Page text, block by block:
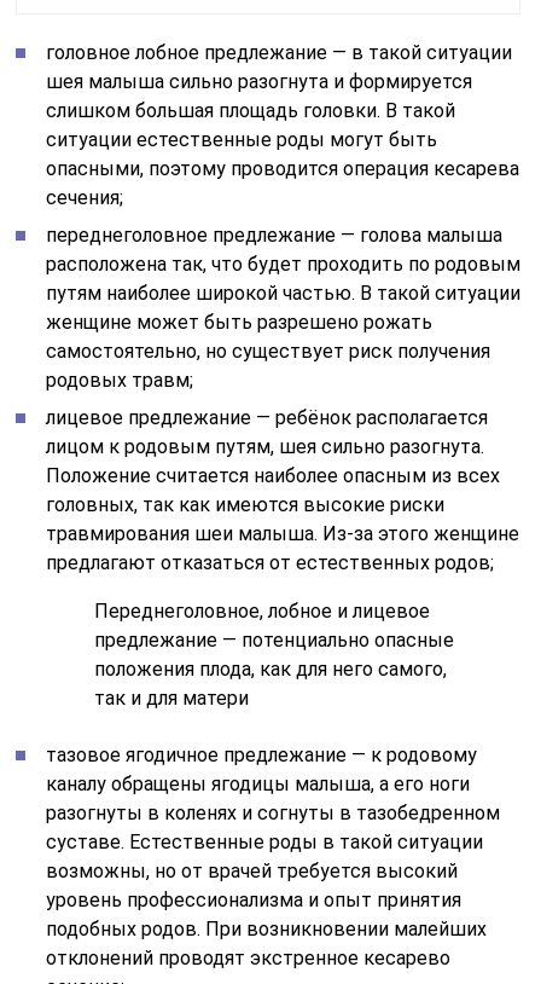
головное лобное предлежание — в такой ситуации
шея малыша сильно разогнута и формируется
слишком большая площадь головки. В такой
ситуации естественные роды могут быть
опасными, поэтому проводится операция кесарева
сечения;
переднеголовное предлежание — голова малыша
расположена так, что будет проходить по родовым
путям наиболее широкой частью. В такой ситуации
женщине может быть разрешено рожать
самостоятельно, но существует риск получения
родовых травм;
лицевое предлежание — ребёнок располагается
лицом к родовым путям, шея сильно разогнута.
Положение считается наиболее опасным из всех
головных, так как имеются высокие риски
травмирования шеи малыша. Из-за этого женщине
предлагают отказаться от естественных родов;
Переднеголовное, лобное и лицевое
предлежание — потенциально опасные
положения плода, как для него самого,
так и для матери
тазовое ягодичное предлежание — к родовому
каналу обращены ягодицы малыша, а его ноги
разогнуты в коленях и согнуты в тазобедренном
суставе. Естественные роды в такой ситуации
возможны, но от врачей требуется высокий
уровень профессионализма и опыт принятия
подобных родов. При возникновении малейших
отклонений проводят экстренное кесарево